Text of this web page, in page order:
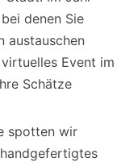
denen Sie
austauschen
Event im
Schätze
spotten wir